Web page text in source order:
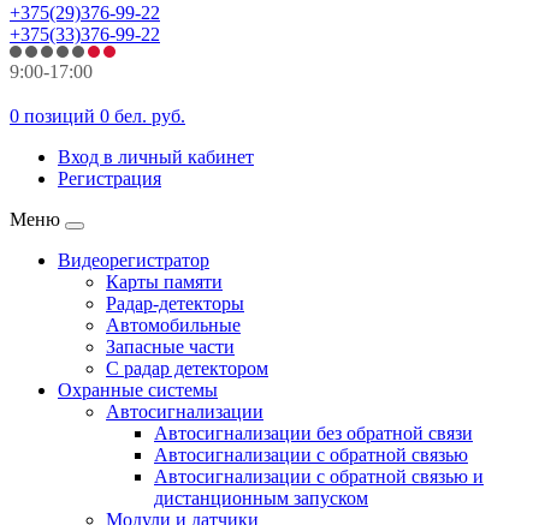
+375(29)376-99-22
+375(33)376-99-22
9:00-17:00
0 позиций 0 бел. руб.
Вход в личный кабинет
Регистрация
Меню
Видеорегистратор
Карты памяти
Радар-детекторы
Автомобильные
Запасные части
С радар детектором
Охранные системы
Автосигнализации
Автосигнализации без обратной связи
Автосигнализации с обратной связью
Автосигнализации с обратной связью и
дистанционным запуском
Модули и датчики